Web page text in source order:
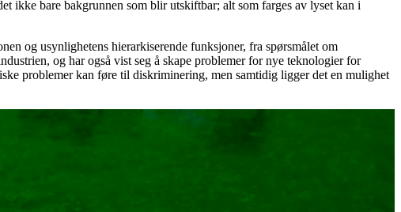
ikke bare bakgrunnen som blir utskiftbar; alt som farges av lyset kan i
og usynlighetens hierarkiserende funksjoner, fra spørsmålet om
og har også vist seg å skape problemer for nye teknologier for
problemer kan føre til diskriminering, men samtidig ligger det en mulighet